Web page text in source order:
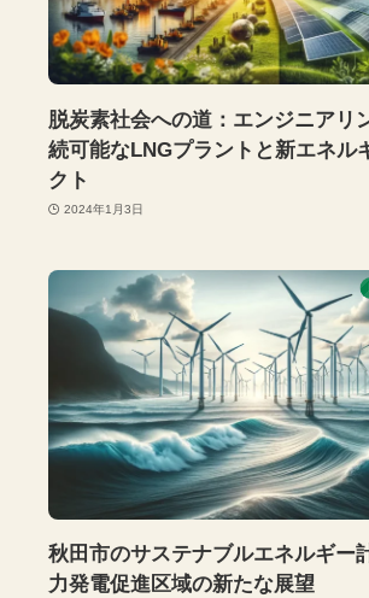
脱炭素社会への道：エンジニアリ
続可能なLNGプラントと新エネル
クト
2024年1月3日
秋田市のサステナブルエネルギー
力発電促進区域の新たな展望